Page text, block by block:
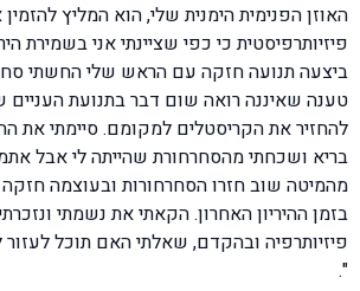
האוזן הפנימית הימנית שלי, הוא המליץ
פיזיותרפיסטית כי כפי שציינתי אני בשמירת
ביצעה תנועה חזקה עם הראש שלי החשתי
טענה שאיננה רואה שום דבר בתנועת העניים
להחזיר את הקריסטלים למקומם. סיימתי את
בריא ושכחתי מהסחרחורת שהייתה לי אבל
מהמיטה שוב חזרו הסחרחורות ובעוצמה חזקה
בזמן ההיריון האחרון. הקאתי את נשמתי
פיזיותרפיה ובהקדם, שאלתי האם תוכל
".